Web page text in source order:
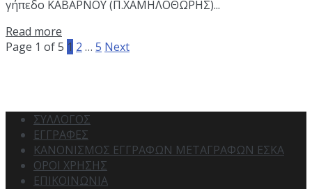
γήπεδο ΚΑΒΑΡΝΟΥ (Π.ΧΑΜΗΛΟΘΩΡΗΣ)...
Read more
Page 1 of 5 1 2 … 5 Next
ΣΥΛΛΟΓΟΣ
ΕΓΓΡΑΦΕΣ
ΚΑΝΟΝΙΣΜΟΣ ΕΓΓΡΑΦΩΝ ΜΕΤΑΓΡΑΦΩΝ ΕΣΚΑ
ΟΡΟΙ ΧΡΗΣΗΣ
ΕΠΙΚΟΙΝΩΝΙΑ